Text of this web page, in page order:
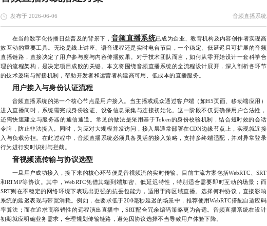
发布于 2026-06-06 音频直播系统
在当前数字化传播日益普及的背景下， 音频直播系统已成为企业、教育机构及内容创作者实现高
效互动的重要工具。无论是线上讲座、语音课程还是实时电台节目，一个稳定、低延迟且可扩展的音频
直播链路，直接决定了用户参与度与内容传播效果。对于技术团队而言，如何从零开始设计一套科学合
理的流程架构，是决定项目成败的关键。本文将围绕音频直播系统的全流程设计展开，深入剖析各环节
的技术逻辑与衔接机制，帮助开发者和运营者构建高可用、低成本的直播服务。
用户接入与身份认证流程
音频直播系统的第一个核心节点是用户接入。当主播或观众通过客户端（如H5页面、移动端应用）
进入直播间时，系统需完成身份验证、设备信息采集与连接初始化。这一阶段不仅要确保用户合法性，
还需快速建立与服务器的通信通道。常见的做法是采用基于Token的身份校验机制，结合短时效的会话
令牌，防止非法接入。同时，为应对大规模并发访问，接入层通常部署在CDN边缘节点上，实现就近接
入与负载分担。在此过程中，音频直播系统必须具备灵活的接入策略，支持多终端适配，并对异常登录
行为进行实时识别与拦截。
音视频流传输与协议选型
一旦用户成功接入，接下来的核心环节便是音视频流的实时传输。目前主流方案包括WebRTC、SRT
和RTMP等协议。其中，WebRTC凭借其端到端加密、低延迟特性，特别适合需要即时互动的场景；而
SRT则在不稳定的网络环境下表现出更强的抗丢包能力，适用于跨区域直播。选择何种协议，直接影响
系统的延迟表现与带宽消耗。例如，在要求低于200毫秒延迟的场景中，推荐使用WebRTC搭配自适应码
率算法；而在追求高容错性的远程演出直播中，SRT配合冗余编码策略更为合适。音频直播系统在设计
初期就应明确业务需求，合理规划传输链路，避免因协议选择不当导致用户体验下降。